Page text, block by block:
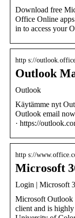
Download free
Office Online
in to access your
http s://
Outlook
Outlook
Käytämme nyt
Outlook email
· https://
http s://
Microsoft
Login | Microsoft
Microsoft Outlook
client and is